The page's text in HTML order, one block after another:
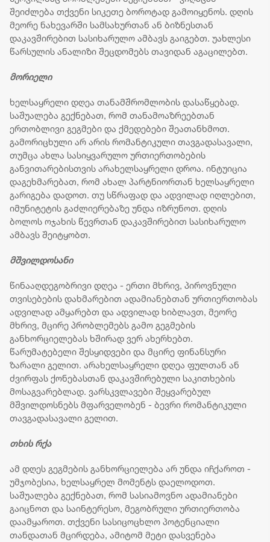
შეიძლება თქვენი სიკეთე ბოროტად გამოიყენოს. დღის
მეორე ნახევარში სამსახურთან ან ბიზნესთან
დაკავშირებით სასიხარულო ამბავს გაიგებთ. უახლესი
წარსულის ანალიზი შეცდომებს თავიდან აგაცილებთ.
მორიელი
ხელსაყრელი დღეა თანამშრომლობის დასაწყებად.
საშუალება გექნებათ, რომ თანამოაზრეებთან
ერთობლივი გეგმები და ქმედებები შეათანხმოთ.
გამორიცხული არ არის რომანტიკული თავგადასავალი,
თუმცა ახლა სასიყვარულო ურთიერთობების
განვითარებისთვის არახელსაყრელი დროა. ინტუიცია
დაგეხმარებათ, რომ ახალ პარტნიორთან ხელსაყრელი
გარიგება დადოთ. თუ სწრაფად და ადვილად იღლებით,
იმუნიტეტის გაძლიერებაზე უნდა იზრუნოთ. დღის
ბოლოს ოჯახის წევრთან დაკავშირებით სასიხარულო
ამბავს შეიტყობთ.
მშვილდოსანი
წინააღდეგობრივი დღეა - ერთი მხრივ, პიროვნული
თვისებების დახმარებით ადამიანებთან ურთიერთობას
ადვილად ამყარებთ და ადვილად ხიბლავთ, მეორე
მხრივ, მცირე პრობლემებს გამო გეგმების
განხორციელებას ხშირად ვერ ახერხებთ.
წარუმატებელი შესყიდვები და მცირე ფინანსური
ზარალი გელით. არახელსაყრელი დღეა ფულთან ან
ძვირფას ქონებასთან დაკავშირებული საკითხების
მოსაგვარებლად. ვარსკვლავები შეყვარებულ
მშვილდოსნებს მფარველობენ - ბევრი რომანტიკული
თავგადასავალი გელით.
თხის რქა
ამ დღეს გეგმების განხორციელება არ უნდა იჩქაროთ -
უმჯობესია, ხელსაყრელ მომენტს დაელოდოთ.
საშუალება გექნებათ, რომ სასიამოვნო ადამიანები
გაიცნოთ და საინტერესო, მეგობრული ურთიერთობა
დაამყაროთ. თქვენი სასიცოცხლო პოტენციალი
თანდათან მცირდება, ამიტომ მეტი დასვენება